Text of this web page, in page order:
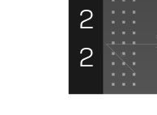
2
2